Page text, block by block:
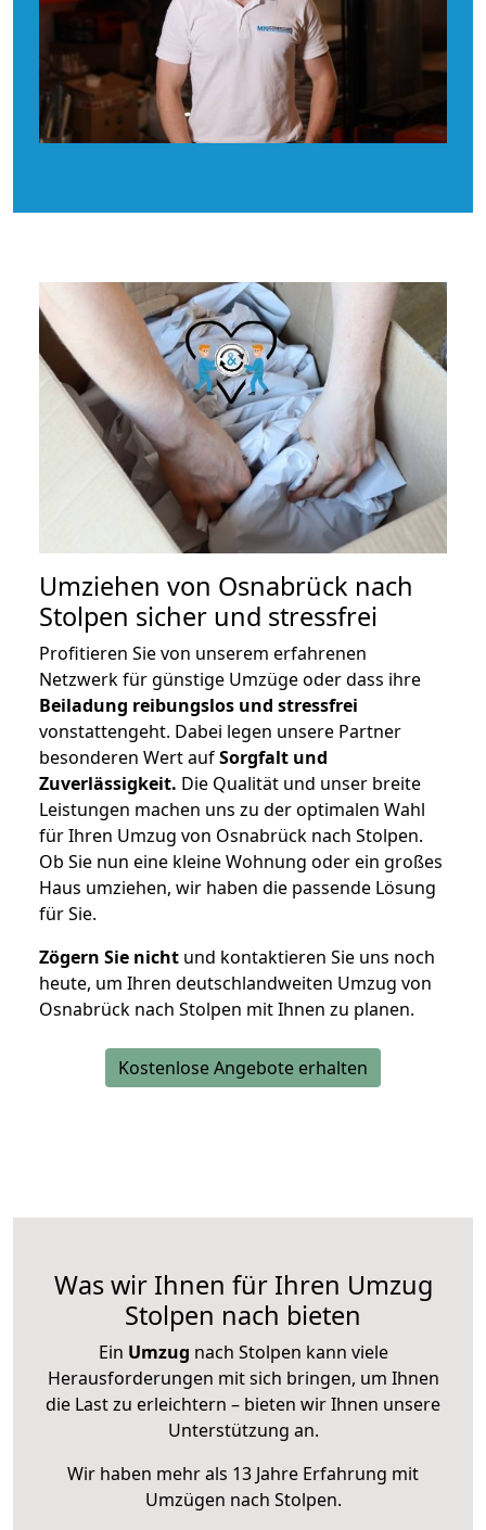
Umziehen von Osnabrück nach
Stolpen sicher und stressfrei
Profitieren Sie von unserem erfahrenen
Netzwerk für günstige Umzüge oder dass ihre
Beiladung reibungslos und stressfrei
vonstattengeht. Dabei legen unsere Partner
besonderen Wert aufSorgfalt und
Zuverlässigkeit. Die Qualität und unser breite
Leistungen machen uns zu der optimalen Wahl
für Ihren Umzug von Osnabrück nach Stolpen.
Ob Sie nun eine kleine Wohnung oder ein großes
Haus umziehen, wir haben die passende Lösung
für Sie.
Zögern Sie nicht und kontaktieren Sie uns noch
heute, um Ihren deutschlandweiten Umzug von
Osnabrück nach Stolpen mit Ihnen zu planen.
Kostenlose Angebote erhalten
Was wir Ihnen für Ihren Umzug
Stolpen nach bieten
Ein Umzug nach Stolpen kann viele
Herausforderungen mit sich bringen, um Ihnen
die Last zu erleichtern – bieten wir Ihnen unsere
Unterstützung an.
Wir haben mehr als 13 Jahre Erfahrung mit
Umzügen nach Stolpen.